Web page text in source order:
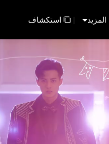
المزيد | استكشاف